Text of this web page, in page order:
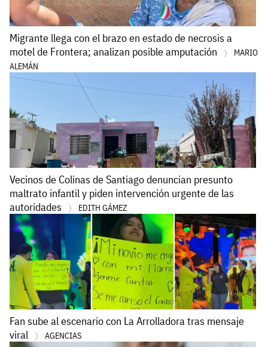
Migrante llega con el brazo en estado de necrosis a
motel de Frontera; analizan posible amputación
MARIO
ALEMÁN
Vecinos de Colinas de Santiago denuncian presunto
maltrato infantil y piden intervención urgente de las
autoridades
EDITH GÁMEZ
Fan sube al escenario con La Arrolladora tras mensaje
viral
AGENCIAS